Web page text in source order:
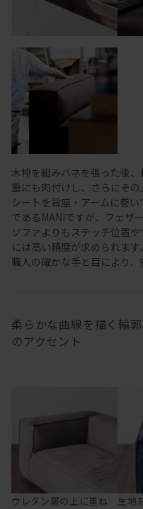
木枠を組みバネを張った後
重にも肉付けし、さらにそ
シートを背座・アームに巻
であるMANIですが、フェザ
ソファよりもステッチ位置
には高い精度が求められます
職人の確かな手と目により、
柔らかな曲線を描く輪
のアクセント
ウレタン層の上に重ね
生地